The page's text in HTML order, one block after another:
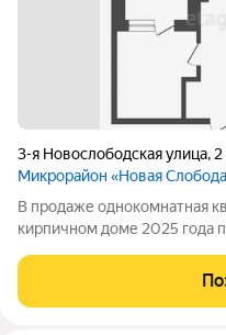
3-я Новослободская улица, 2
Микрорайон «Новая
В продаже однокомнатная
кирпичном доме 2025 года
шумоизоляцию, а
гарантируют низкие